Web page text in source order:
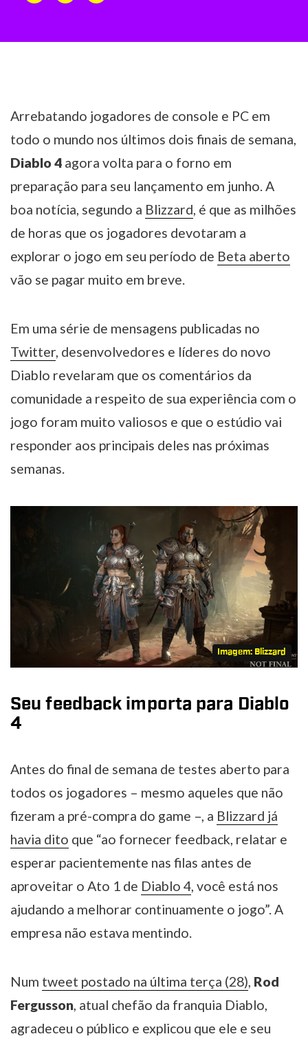
Arrebatando jogadores de console e PC em
todo o mundo nos últimos dois finais de semana,
Diablo 4 agora volta para o forno em
preparação para seu lançamento em junho. A
boa notícia, segundo a Blizzard , é que as milhões
de horas que os jogadores devotaram a
explorar o jogo em seu período de Beta aberto
vão se pagar muito em breve.
Em uma série de mensagens publicadas no
Twitter, desenvolvedores e líderes do novo
Diablo revelaram que os comentários da
comunidade a respeito de sua experiência com o
jogo foram muito valiosos e que o estúdio vai
responder aos principais deles nas próximas
semanas.
Imagem: Blizzard
Seu feedback importa para Diablo
4
Antes do final de semana de testes aberto para
todos os jogadores – mesmo aqueles que não
fizeram a pré-compra do game –, a Blizzard já
havia dito que “ao fornecer feedback, relatar e
esperar pacientemente nas filas antes de
aproveitar o Ato 1 de Diablo 4, você está nos
ajudando a melhorar continuamente o jogo”. A
empresa não estava mentindo.
Num tweet postado na última terça (28), Rod
Fergusson, atual chefão da franquia Diablo,
agradeceu o público e explicou que ele e seu